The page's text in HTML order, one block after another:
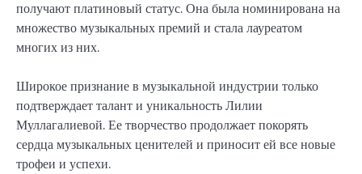
получают платиновый статус. Она была номинирована на
множество музыкальных премий и стала лауреатом
многих из них.
Широкое признание в музыкальной индустрии только
подтверждает талант и уникальность Лилии
Муллагалиевой. Ее творчество продолжает покорять
сердца музыкальных ценителей и приносит ей все новые
трофеи и успехи.